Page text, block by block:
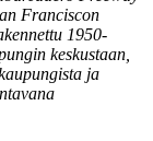
Fran­cis­con
1950-
keskus­taan,
ja